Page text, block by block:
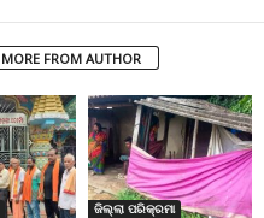
MORE FROM AUTHOR
ଜିଲ୍ଲା ପରିକ୍ରମା